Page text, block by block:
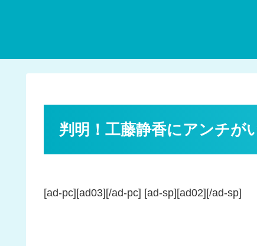
判明！工藤静香にアンチが
[ad-pc][ad03][/ad-pc] [ad-sp][ad02][/ad-sp]